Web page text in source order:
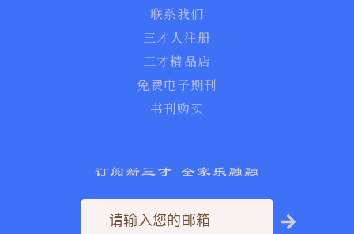
联系我们
三才人注册
三才精品店
免费电子期刊
书刊购买
订阅新三才 全家乐融融